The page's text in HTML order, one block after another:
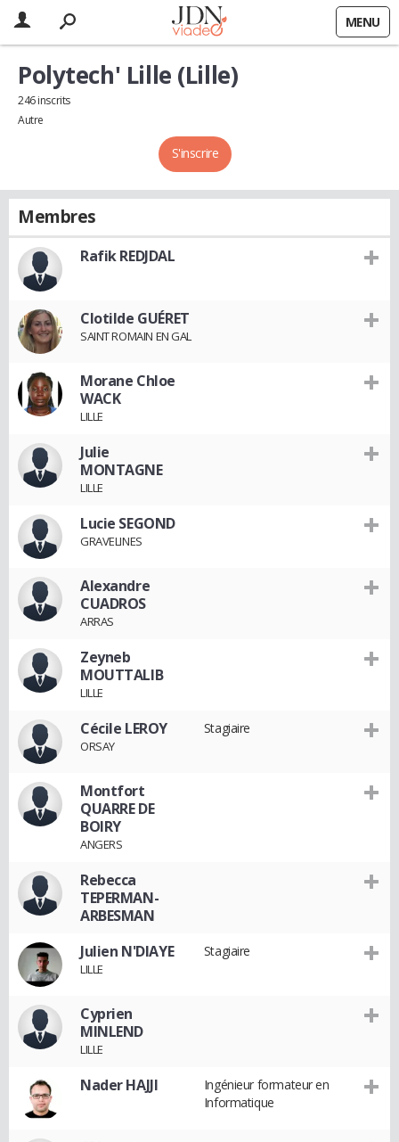
MENU
S'inscrire
Polytech' Lille (Lille)
246 inscrits
Autre
Membres
Rafik REDJDAL
Clotilde GUÉRET
SAINT ROMAIN EN GAL
Morane Chloe
WACK
LILLE
Julie
MONTAGNE
LILLE
Lucie SEGOND
GRAVELINES
Alexandre
CUADROS
ARRAS
Zeyneb
MOUTTALIB
LILLE
Cécile LEROY
ORSAY
Stagiaire
Montfort
QUARRE DE
BOIRY
ANGERS
Rebecca
TEPERMAN-
ARBESMAN
Julien N'DIAYE
LILLE
Stagiaire
Cyprien
MINLEND
LILLE
Nader HAJJI
Ingénieur formateur en
Informatique